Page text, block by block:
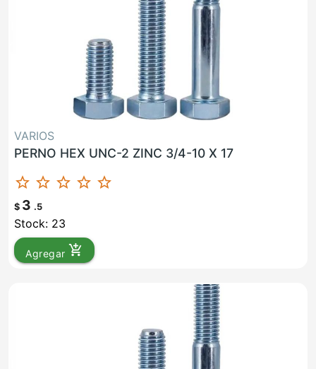
VARIOS
PERNO HEX UNC-2 ZINC 3/4-10 X 17
star_border star_border star_border star_border star_border
$ 3 .5
Stock: 23
Agregar add_shopping_cart